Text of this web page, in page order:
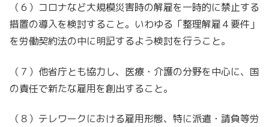
（６）コロナなど大規模災害時の解雇を一時的に禁止する
措置の導入を検討すること。いわゆる「整理解雇４要件」
を労働契約法の中に明記するよう検討を行うこと。
（７）他省庁とも協力し、医療・介護の分野を中心に、国
の責任で新たな雇用を創出すること。
（８）テレワークにおける雇用形態、特に派遣・請負等労